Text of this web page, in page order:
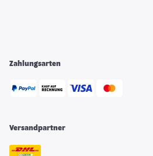
Zahlungsarten
Versandpartner